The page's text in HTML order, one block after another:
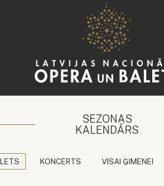
SEZONAS
KALENDĀRS
KONCERTS VISAI ĢIMENEI